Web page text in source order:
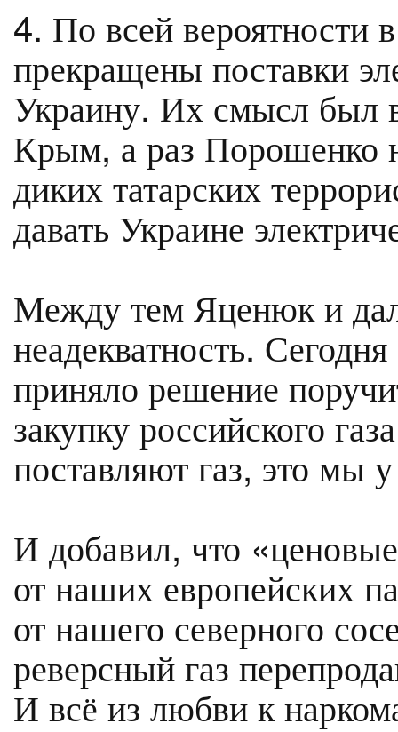
4. По всей вероятности
прекращены поставки
Украину. Их смысл был
Крым, а раз Порошенко
диких татарских
давать Украине
Между тем Яценюк и
неадекватность.
приняло решение
закупку российского
поставляют газ, это мы
И добавил, что
от наших европейских
от нашего северного
реверсный газ
И всё из любви к